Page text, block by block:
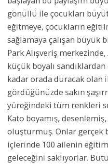
gönüllü ile çocukları
eğitmeye, çocukların
sağlamaya çalışan büyük
Park Alışveriş merkezinde,
küçük boyalı sandıklardan
kadar orada duracak olan
gördüğünüzde sakın
yüreğindeki tüm renkleri
Kato boyamış,
oluşturmuş. Onlar gerçek
içlerinde 100 ailenin
geleceğini saklıyorlar.